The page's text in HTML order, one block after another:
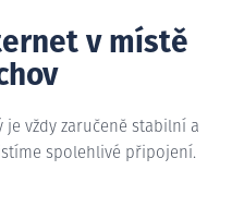
v místě
vždy zaručeně stabilní a
spolehlivé připojení.